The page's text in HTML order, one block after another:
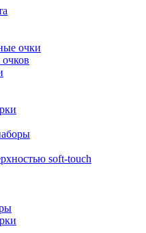
очки
soft-touch